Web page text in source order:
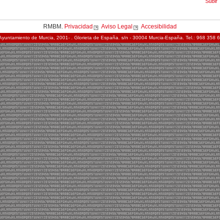
RMBM. Privacidad Aviso Legal Accesibilidad
de Murcia, 2001- . Glorieta de España. s/n - 30004 Murcia-España. Tel.: 968 358